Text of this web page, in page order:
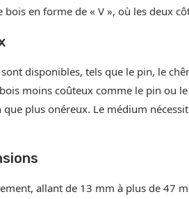
bois en forme de « V », où les deux
disponibles, tels que le pin, le
moins coûteux comme le pin ou
que plus onéreux. Le médium
allant de 13 mm à plus de 47